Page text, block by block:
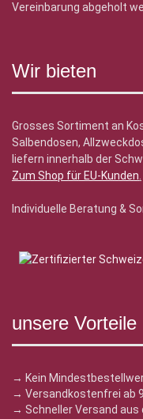
Vereinbarung abgeholt
Wir bieten
Grosses Sortiment an
Salbendosen,
liefern innerhalb der
Zum Shop für EU-Kunden.
Individuelle Beratung &
unsere Vorteile
→ Kein
→ Versandkostenfrei ab
→ Schneller Versand aus